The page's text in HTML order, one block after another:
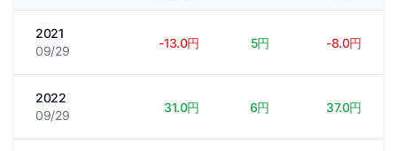
2021
09/29
-13.0円 5円 -8.0円
2022
09/29
31.0円 6円 37.0円